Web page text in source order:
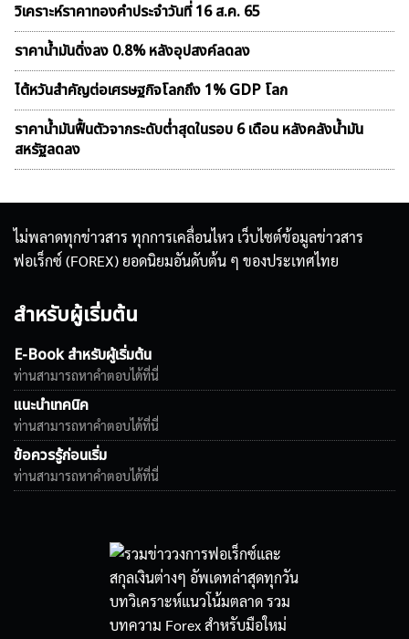
วิเคราะห์ราคาทองคําประจำวันที่ 16 ส.ค. 65
ราคาน้ำมันดิ่งลง 0.8% หลังอุปสงค์ลดลง
ไต้หวันสำคัญต่อเศรษฐกิจโลกถึง 1% GDP โลก
ราคาน้ำมันฟื้นตัวจากระดับต่ำสุดในรอบ 6 เดือน หลังคลังน้ำมัน
สหรัฐลดลง
ไม่พลาดทุกข่าวสาร ทุกการเคลื่อนไหว เว็บไซต์ข้อมูลข่าวสาร
ฟอเร็กซ์ (FOREX) ยอดนิยมอันดับต้น ๆ ของประเทศไทย
สำหรับผู้เริ่มต้น
E-Book สำหรับผู้เริ่มต้น
ท่านสามารถหาคำตอบได้ที่นี่
แนะนำเทคนิค
ท่านสามารถหาคำตอบได้ที่นี่
ข้อควรรู้ก่อนเริ่ม
ท่านสามารถหาคำตอบได้ที่นี่